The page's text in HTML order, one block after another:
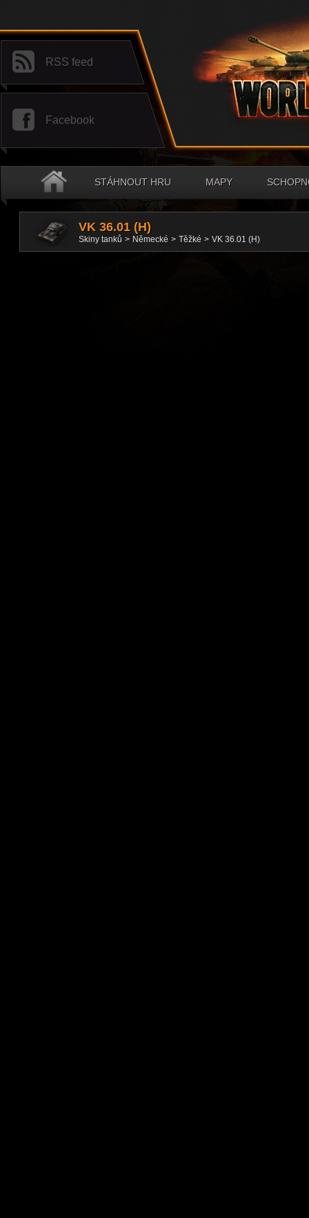
RSS feed
Facebook
STÁHNOUT HRU MAPY
VK 36.01 (H)
Skiny tanků > Německé > Těžké > VK 36.01 (H)